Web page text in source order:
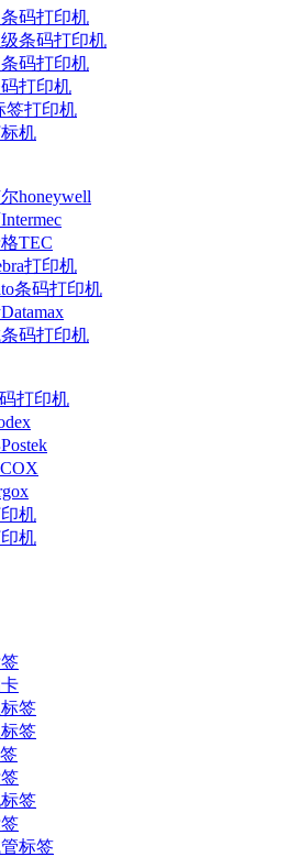
码打印机
条码打印机
码打印机
打印机
签打印机
机
honeywell
TEC
打印机
条码打印机
码打印机
打印机
机
机
签
签
签
标签